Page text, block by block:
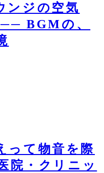
ンジの空気
BGMの、
って物音を際
院・クリニッ